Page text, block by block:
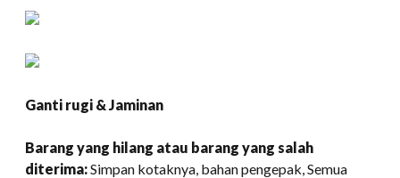
Ganti rugi & Jaminan
Barang yang hilang atau barang yang salah
diterima:Simpan kotaknya, bahan pengepak, Semua